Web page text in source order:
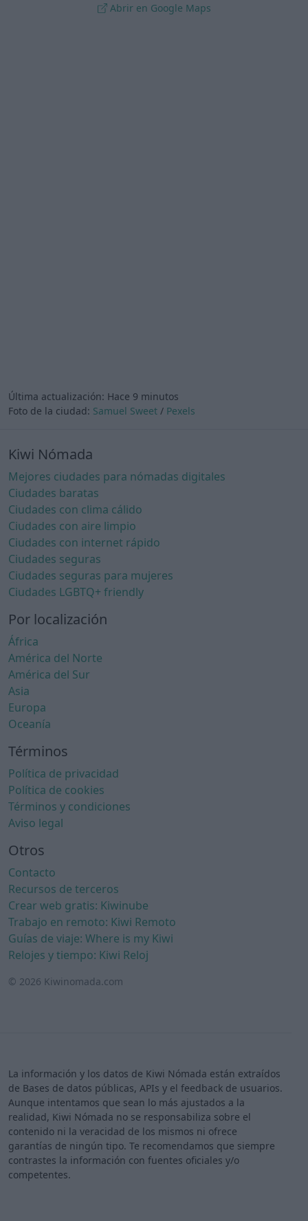
Abrir en Google Maps
Última actualización: Hace 9 minutos
Foto de la ciudad: Samuel Sweet / Pexels
Kiwi Nómada
Mejores ciudades para nómadas digitales
Ciudades baratas
Ciudades con clima cálido
Ciudades con aire limpio
Ciudades con internet rápido
Ciudades seguras
Ciudades seguras para mujeres
Ciudades LGBTQ+ friendly
Por localización
África
América del Norte
América del Sur
Asia
Europa
Oceanía
Términos
Política de privacidad
Política de cookies
Términos y condiciones
Aviso legal
Otros
Contacto
Recursos de terceros
Crear web gratis: Kiwinube
Trabajo en remoto: Kiwi Remoto
Guías de viaje: Where is my Kiwi
Relojes y tiempo: Kiwi Reloj
© 2026 Kiwinomada.com
La información y los datos de Kiwi Nómada están extraídos
de Bases de datos públicas, APIs y el feedback de usuarios.
Aunque intentamos que sean lo más ajustados a la
realidad, Kiwi Nómada no se responsabiliza sobre el
contenido ni la veracidad de los mismos ni ofrece
garantías de ningún tipo. Te recomendamos que siempre
contrastes la información con fuentes oficiales y/o
competentes.